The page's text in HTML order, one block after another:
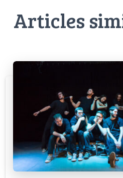
Articles